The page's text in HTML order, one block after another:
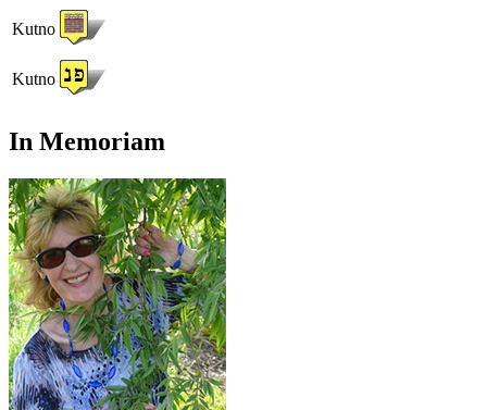
Kutno
Kutno
In Memoriam